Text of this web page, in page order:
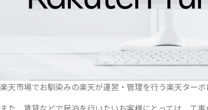
楽天市場でお馴染みの楽天が運営・管理を行う楽天ター